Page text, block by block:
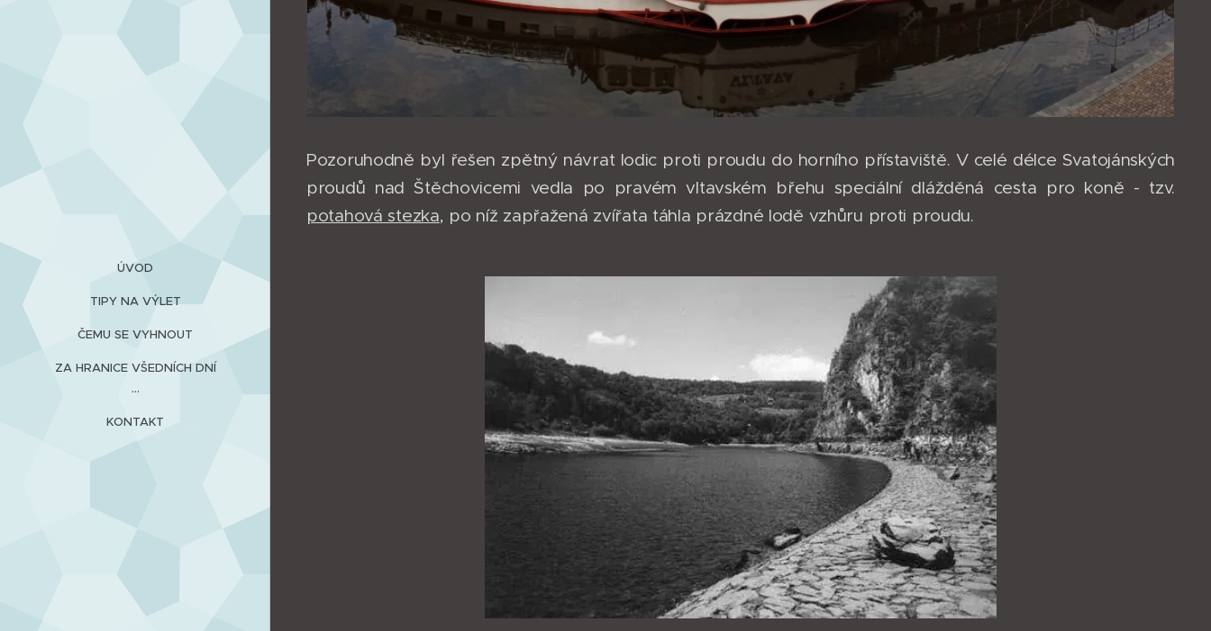
ÚVOD
TIPY NA VÝLET
ČEMU SE VYHNOUT
ZA HRANICE VŠEDNÍCH DNÍ
...
KONTAKT
Pozoruhodně byl řešen zpětný návrat lodic proti proudu do horního přístaviště. V celé délce Svatojánských
proudů nad Štěchovicemi vedla po pravém vltavském břehu speciální dlážděná cesta pro koně - tzv.
potahová stezka, po níž zapřažená zvířata táhla prázdné lodě vzhůru proti proudu.